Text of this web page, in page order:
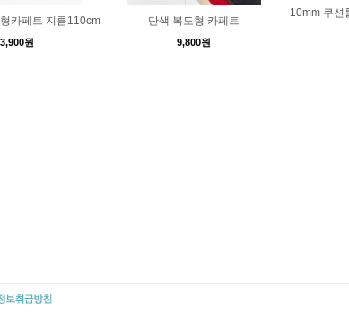
카페트 지름110cm
원
단색 복도형 카페트
9,800원
10mm 쿠션